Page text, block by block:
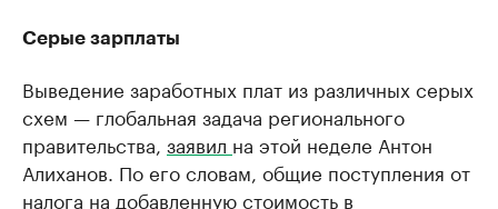
Серые зарплаты
Выведение заработных плат из различных серых
схем — глобальная задача регионального
правительства, заявил на этой неделе Антон
Алиханов. По его словам, общие поступления от
налога на добавленную стоимость в